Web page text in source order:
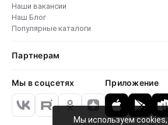
Наши вакансии
Наш Блог
Популярные каталоги
Партнерам
Мы в соцсетях Приложение
Мы используем cookies,